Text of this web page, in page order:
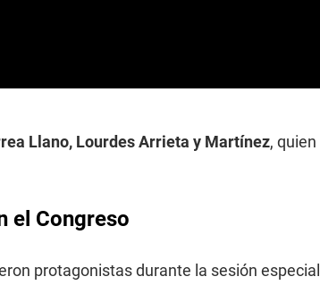
Llano, Lourdes Arrieta y Martínez, quien
el Congreso
protagonistas durante la sesión especial